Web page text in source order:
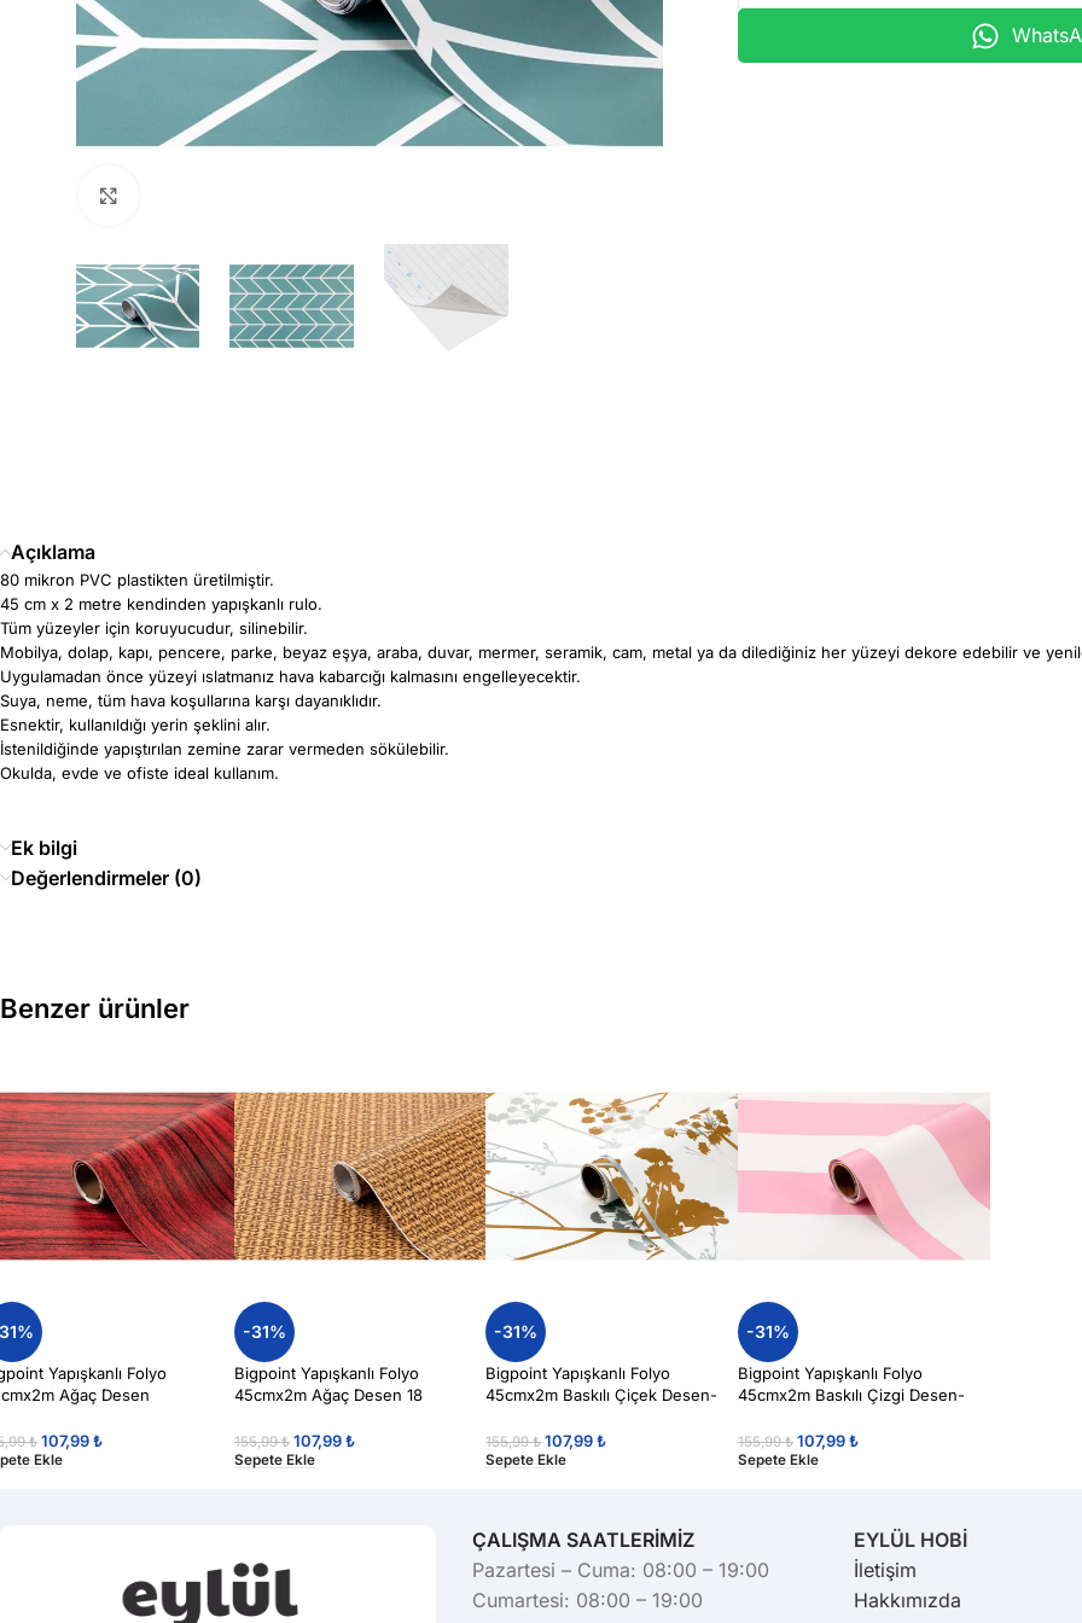
Açıklama
80 mikron PVC plastikten üretilmiştir.
45 cm x 2 metre kendinden yapışkanlı rulo.
Tüm yüzeyler için koruyucudur, silinebilir.
Mobilya, dolap, kapı, pencere, parke, beyaz eşya, araba, duvar, mermer, seramik, cam, metal ya da dilediğiniz her yüzeyi dekore edebilir ve
Uygulamadan önce yüzeyi ıslatmanız hava kabarcığı kalmasını engelleyecektir.
Suya, neme, tüm hava koşullarına karşı dayanıklıdır.
Esnektir, kullanıldığı yerin şeklini alır.
İstenildiğinde yapıştırılan zemine zarar vermeden sökülebilir.
Okulda, evde ve ofiste ideal kullanım.
Ek bilgi
Değerlendirmeler (0)
Benzer ürünler
Yapışkanlı Folyo
Ağaç Desen
₺ 107,99₺
Ekle
-31%
Bigpoint Yapışkanlı Folyo
45cmx2m Ağaç Desen 18
155,99₺ 107,99₺
Sepete Ekle
-31%
Bigpoint Yapışkanlı Folyo
45cmx2m Baskılı Çiçek Desen-
155,99₺ 107,99₺
Sepete Ekle
-31%
Bigpoint Yapışkanlı Folyo
45cmx2m Baskılı Çizgi Desen-
155,99₺ 107,99₺
Sepete Ekle
ÇALIŞMA SAATLERİMİZ
Pazartesi – Cuma: 08:00 – 19:00
Cumartesi: 08:00 – 19:00
EYLÜL HOBİ
İletişim
Hakkımızda